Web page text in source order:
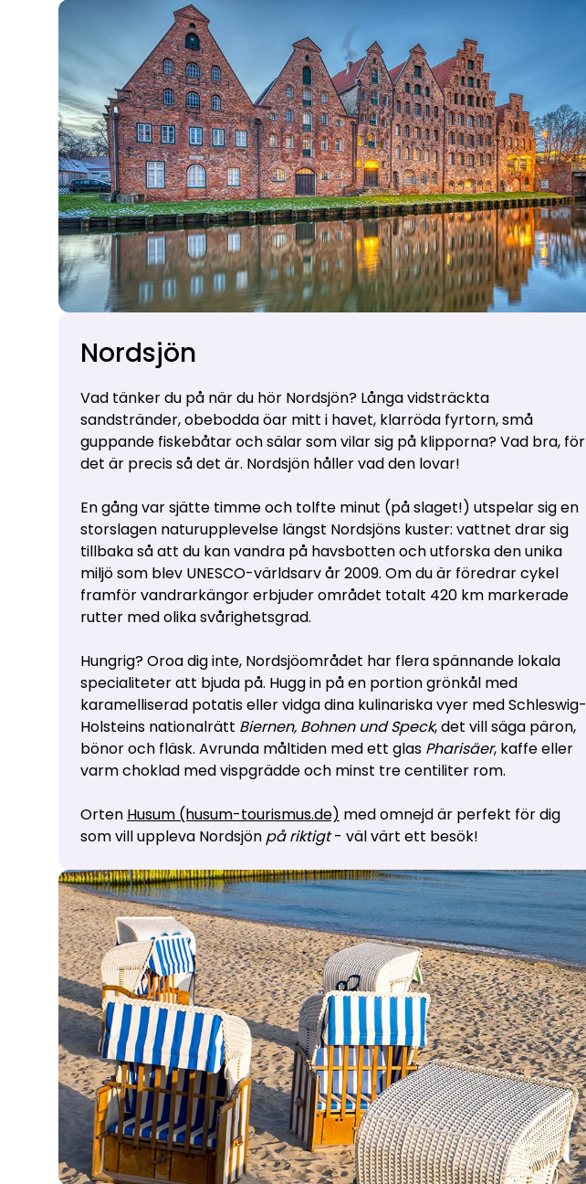
Nordsjön
Vad tänker du på när du hör Nordsjön? Långa vidsträckta
sandstränder, obebodda öar mitt i havet, klarröda fyrtorn, små
guppande fiskebåtar och sälar som vilar sig på klipporna? Vad bra, för
det är precis så det är. Nordsjön håller vad den lovar!
En gång var sjätte timme och tolfte minut (på slaget!) utspelar sig en
storslagen naturupplevelse längst Nordsjöns kuster: vattnet drar sig
tillbaka så att du kan vandra på havsbotten och utforska den unika
miljö som blev UNESCO-världsarv år 2009. Om du är föredrar cykel
framför vandrarkängor erbjuder området totalt 420 km markerade
rutter med olika svårighetsgrad.
Hungrig? Oroa dig inte, Nordsjöområdet har flera spännande lokala
specialiteter att bjuda på. Hugg in på en portion grönkål med
karamelliserad potatis eller vidga dina kulinariska vyer med Schleswig-
Holsteins nationalrätt Biernen, Bohnen und Speck, det vill säga päron,
bönor och fläsk. Avrunda måltiden med ett glas Pharisäer, kaffe eller
varm choklad med vispgrädde och minst tre centiliter rom.
Orten Husum (husum-tourismus.de) med omnejd är perfekt för dig
som vill uppleva Nordsjön på riktigt- väl värt ett besök!